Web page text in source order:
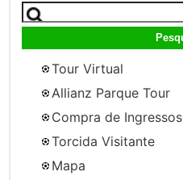
Pesquisar
por:
Tour Virtual
Allianz Parque Tour
Compra de Ingressos
Torcida Visitante
Mapa